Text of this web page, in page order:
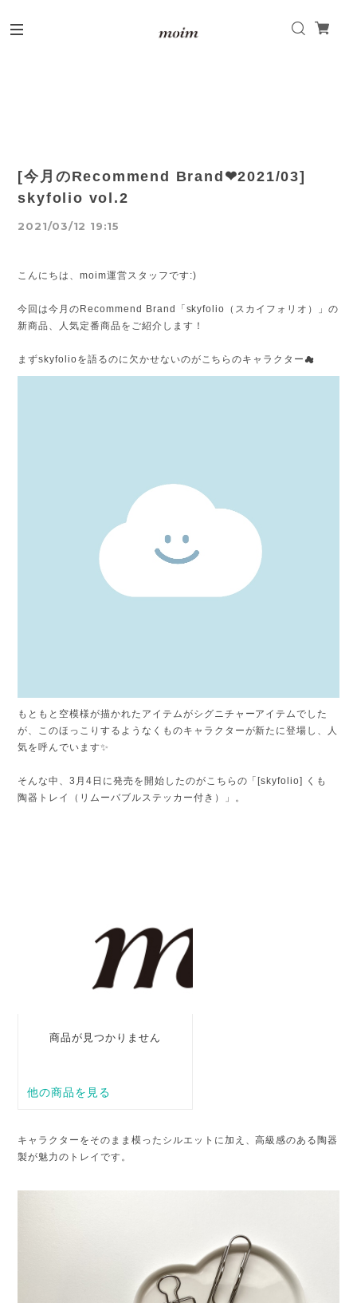
[今月のRecommend Brand❤2021/03]
skyfolio vol.2
2021/03/12 19:15
こんにちは、moim運営スタッフです:)
今回は今月のRecommend Brand「skyfolio（スカイフォリオ）」の
新商品、人気定番商品をご紹介します！
まずskyfolioを語るのに欠かせないのがこちらのキャラクター☁
もともと空模様が描かれたアイテムがシグニチャーアイテムでした
が、このほっこりするようなくものキャラクターが新たに登場し、人
気を呼んでいます✨
そんな中、3月4日に発売を開始したのがこちらの「[skyfolio] くも
陶器トレイ（リムーバブルステッカー付き）」。
キャラクターをそのまま模ったシルエットに加え、高級感のある陶器
製が魅力のトレイです。